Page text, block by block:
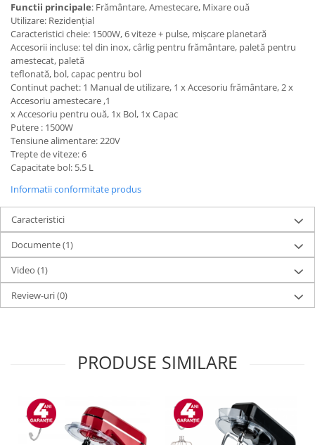
Functii principale: Frământare, Amestecare, Mixare ouă
Utilizare: Rezidenţial
Caracteristici cheie: 1500W, 6 viteze + pulse, mişcare planetară
Accesorii incluse: tel din inox, cârlig pentru frământare, paletă pentru
amestecat, paletă
teflonată, bol, capac pentru bol
Continut pachet: 1 Manual de utilizare, 1 x Accesoriu frământare, 2 x
Accesoriu amestecare ,1
x Accesoriu pentru ouă, 1x Bol, 1x Capac
Putere : 1500W
Tensiune alimentare: 220V
Trepte de viteze: 6
Capacitate bol: 5.5 L
Informatii conformitate produs
Caracteristici
Documente (1)
Video (1)
Review-uri(0)
PRODUSE SIMILARE